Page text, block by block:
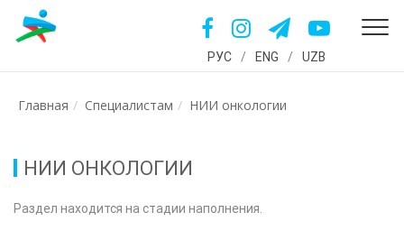
РУС / ENG / UZB
Главная Специалистам НИИ онкологии
НИИ ОНКОЛОГИИ
Раздел находится на стадии наполнения.